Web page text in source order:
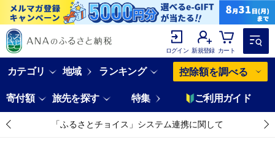
ログイン 新規登録 カート
カテゴリ 地域 ランキング 控除額を調べる
寄付額 旅先を探す 特集 ご利用ガイド
「ふるさとチョイス」システム連携に関して